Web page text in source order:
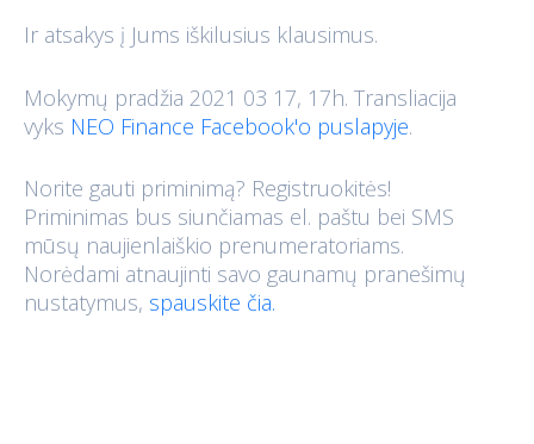
Ir atsakys į Jums iškilusius klausimus.
Mokymų pradžia 2021 03 17, 17h. Transliacija
vyks NEO Finance Facebook'o puslapyje.
Norite gauti priminimą? Registruokitės!
Priminimas bus siunčiamas el. paštu bei SMS
mūsų naujienlaiškio prenumeratoriams.
Norėdami atnaujinti savo gaunamų pranešimų
nustatymus, spauskite čia.